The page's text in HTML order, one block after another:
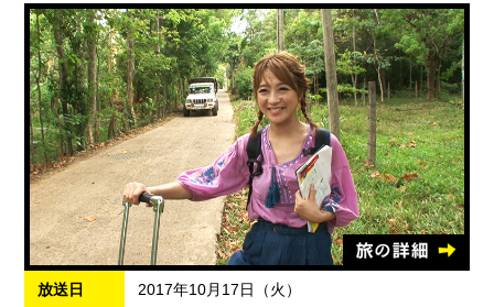
放送日 2017年10月17日（火）